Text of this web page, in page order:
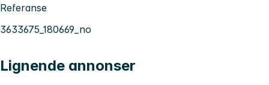
Referanse
3633675_180669_no
Lignende annonser